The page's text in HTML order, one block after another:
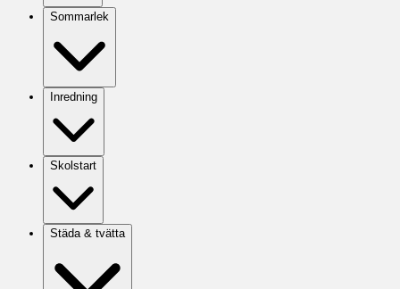
Sommarlek
Inredning
Skolstart
Städa & tvätta